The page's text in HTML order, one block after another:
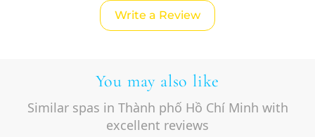
Write a Review
You may also like
Similar spas in Thành phố Hồ Chí Minh with
excellent reviews